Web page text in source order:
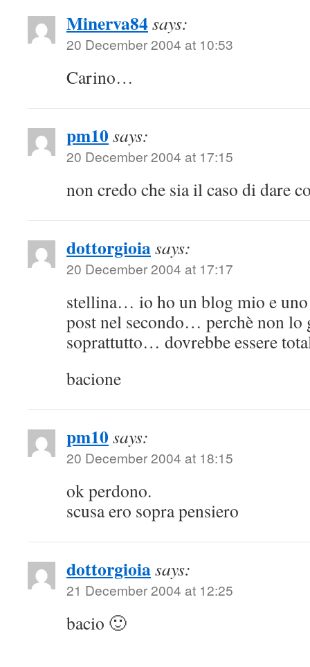
Minerva84says:
20 December 2004 at 10:53
Carino…
pm10says:
20 December 2004 at 17:15
non credo che sia il caso di dare
dottorgioiasays:
20 December 2004 at 17:17
stellina… io ho un blog mio e
post nel secondo… perchè non lo
soprattutto… dovrebbe essere
bacione
pm10says:
20 December 2004 at 18:15
ok perdono.
scusa ero sopra pensiero
dottorgioiasays:
21 December 2004 at 12:25
bacio 🙂